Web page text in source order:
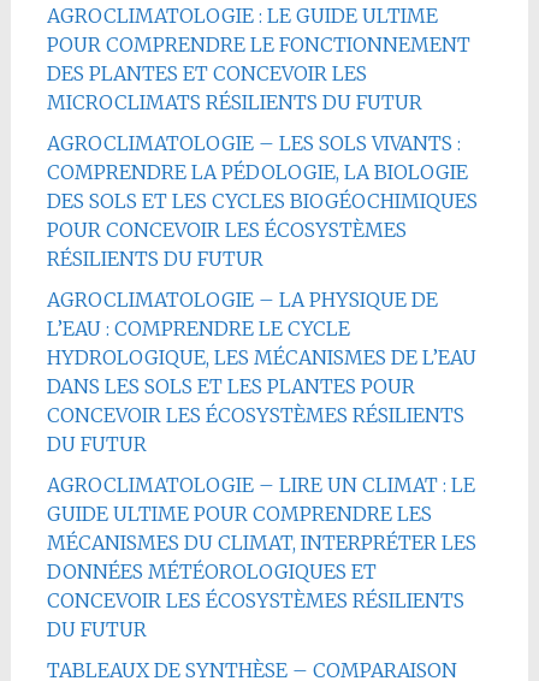
AGROCLIMATOLOGIE : LE GUIDE ULTIME
POUR COMPRENDRE LE FONCTIONNEMENT
DES PLANTES ET CONCEVOIR LES
MICROCLIMATS RÉSILIENTS DU FUTUR
AGROCLIMATOLOGIE – LES SOLS VIVANTS :
COMPRENDRE LA PÉDOLOGIE, LA BIOLOGIE
DES SOLS ET LES CYCLES BIOGÉOCHIMIQUES
POUR CONCEVOIR LES ÉCOSYSTÈMES
RÉSILIENTS DU FUTUR
AGROCLIMATOLOGIE – LA PHYSIQUE DE
L’EAU : COMPRENDRE LE CYCLE
HYDROLOGIQUE, LES MÉCANISMES DE L’EAU
DANS LES SOLS ET LES PLANTES POUR
CONCEVOIR LES ÉCOSYSTÈMES RÉSILIENTS
DU FUTUR
AGROCLIMATOLOGIE – LIRE UN CLIMAT : LE
GUIDE ULTIME POUR COMPRENDRE LES
MÉCANISMES DU CLIMAT, INTERPRÉTER LES
DONNÉES MÉTÉOROLOGIQUES ET
CONCEVOIR LES ÉCOSYSTÈMES RÉSILIENTS
DU FUTUR
TABLEAUX DE SYNTHÈSE – COMPARAISON